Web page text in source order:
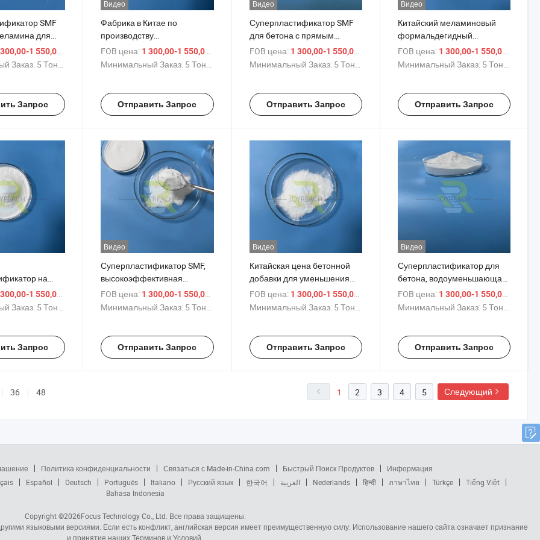
SMF
для
1 550,00 $
Заказ: 5 Тонны
Запрос
Видео
Фабрика в Китае по
производству
суперпластификатора
сульфонированного
дорожного покрытия
FOB цена: 1 300,00-1 550,00 $
Минимальный Заказ: 5 Тонны
Отправить Запрос
Видео
Суперпластификатор SMF
для бетона с прямым
экспортом из китайской
фабрики
FOB цена: 1 300,00-1 550,00 $
Минимальный Заказ: 5 Тонны
Отправить Запрос
Видео
Китайский меламиновый
формальдегидный
сульфонат
суперпластификатор СМФ
FOB цена: 1 300,00-1 550,00 $
Минимальный Заказ: 5 Тонны
Отправить Запрос
на
1 550,00 $
Заказ: 5 Тонны
Запрос
Видео
Суперпластификатор SMF,
высокоэффективная
добавка для снижения
водоцементного отношения
высокопрочного бетона
FOB цена: 1 300,00-1 550,00 $
Минимальный Заказ: 5 Тонны
Отправить Запрос
Видео
Китайская цена бетонной
добавки для уменьшения
воды SMF
суперпластификатор для
FOB цена: 1 300,00-1 550,00 $
Минимальный Заказ: 5 Тонны
Отправить Запрос
Видео
Суперпластификатор для
бетона, водоуменьшающая
добавка, строительные
добавки для гипса
FOB цена: 1 300,00-1 550,00 $
Минимальный Заказ: 5 Тонны
Отправить Запрос
36 48 1 2 3 4 5 Следующий
Политика конфиденциальности Связаться с Made-in-China.com Быстрый Поиск Продуктов
Информация
Español Deutsch Português Italiano Русский язык 한국어 العربية Nederlands हिन्दी ภาษาไทย Türkçe
Tiếng Việt
Bahasa Indonesia
Copyright ©2026Focus Technology Co., Ltd. Все права защищены.
языковыми версиями. Если есть конфликт, английская версия имеет преимущественную силу. Использование нашего сайта означает признание
и принятие наших Терминов и Условий.